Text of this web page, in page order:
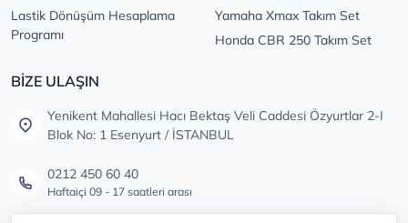
Lastik Dönüşüm Hesaplama
Programı
Yamaha Xmax Takım Set
Honda CBR 250 Takım Set
BİZE ULAŞIN
Yenikent Mahallesi Hacı Bektaş Veli Caddesi Özyurtlar 2-I
Blok No: 1 Esenyurt / İSTANBUL
0212 450 60 40
Haftaiçi 09 - 17 saatleri arası